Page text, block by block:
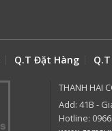
Q.T Đặt Hàng
THANH HAI
Add: 41B -
Hotline: